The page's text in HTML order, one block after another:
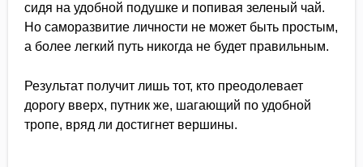
сидя на удобной подушке и попивая зеленый чай.
Но саморазвитие личности не может быть простым,
а более легкий путь никогда не будет правильным.
Результат получит лишь тот, кто преодолевает
дорогу вверх, путник же, шагающий по удобной
тропе, вряд ли достигнет вершины.